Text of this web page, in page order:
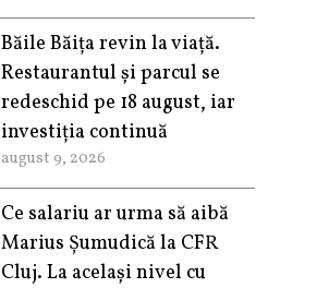
Băile Băița revin la viață.
Restaurantul și parcul se
redeschid pe 18 august, iar
investiția continuă
august 9, 2026
Ce salariu ar urma să aibă
Marius Șumudică la CFR
Cluj. La același nivel cu